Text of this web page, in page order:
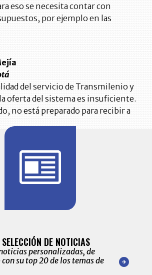
eso se necesita contar con
por ejemplo en las
del servicio de Transmilenio y
oferta del sistema es insuficiente.
no está preparado para recibir a
DE NOTICIAS
personalizadas, de
su top 20 de los temas de
de las